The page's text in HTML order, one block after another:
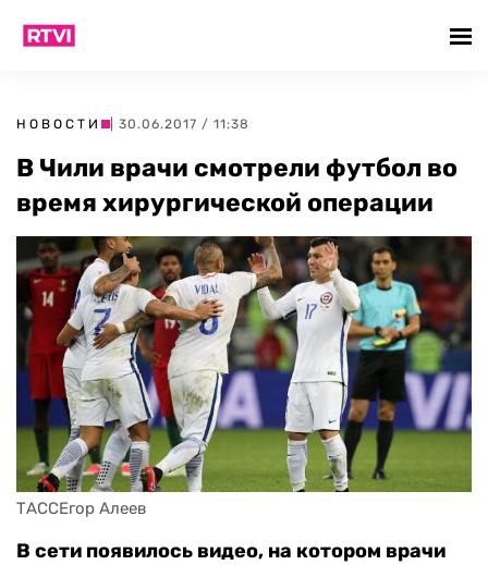
НОВОСТИ | 30.06.2017 / 11:38
В Чили врачи смотрели футбол во
время хирургической операции
ТАССЕгор Алеев
В сети появилось видео, на котором врачи